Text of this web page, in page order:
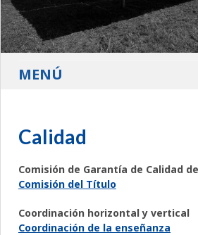
Calidad
Comisión de Garantía de Calidad
Comisión del Título
Coordinación horizontal y vertical
Coordinación de la enseñanza
MENÚ